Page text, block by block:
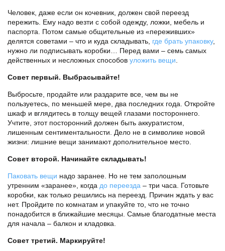
Человек, даже если он кочевник, должен свой переезд
пережить. Ему надо везти с собой одежду, ложки, мебель и
паспорта. Потом самые общительные из «переживших»
делятся советами – что и куда складывать, где брать упаковку,
нужно ли подписывать коробки… Перед вами – семь самых
действенных и несложных способов уложить вещи
Совет первый. Выбрасывайте!
Выбросьте, продайте или раздарите все, чем вы не
пользуетесь, по меньшей мере, два последних года. Откройте
шкаф и вглядитесь в толщу вещей глазами постороннего.
Учтите, этот посторонний должен быть аккуратистом,
лишенным сентиментальности. Дело не в символике новой
жизни: лишние вещи занимают дополнительное место.
Совет второй. Начинайте складывать!
Паковать вещи надо заранее. Но не тем заполошным
утренним «заранее», когда до переезда – три часа. Готовьте
коробки, как только решились на переезд. Причин ждать у вас
нет. Пройдите по комнатам и упакуйте то, что не точно
понадобится в ближайшие месяцы. Самые благодатные места
для начала – балкон и кладовка.
Совет третий. Маркируйте!